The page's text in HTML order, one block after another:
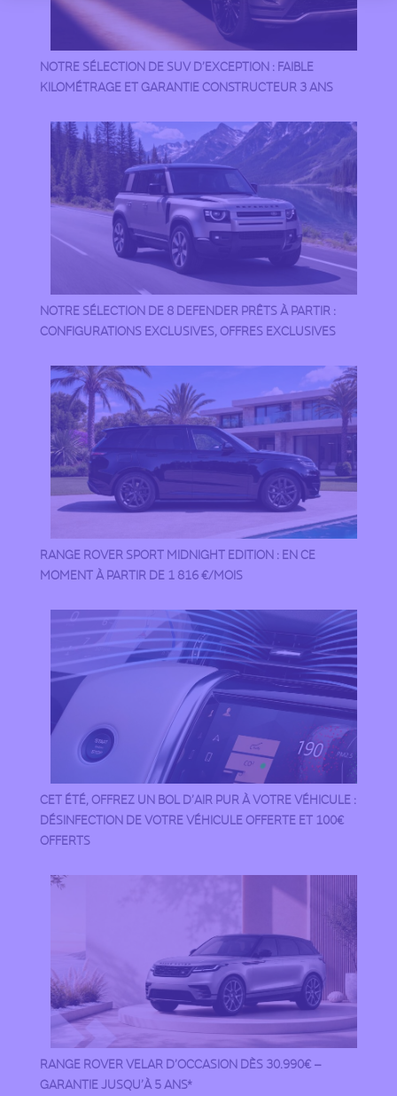
NOTRE SÉLECTION DE SUV D’EXCEPTION : FAIBLE
KILOMÉTRAGE ET GARANTIE CONSTRUCTEUR 3 ANS
NOTRE SÉLECTION DE 8 DEFENDER PRÊTS À PARTIR :
CONFIGURATIONS EXCLUSIVES, OFFRES EXCLUSIVES
RANGE ROVER SPORT MIDNIGHT EDITION : EN CE
MOMENT À PARTIR DE 1 816 €/MOIS
CET ÉTÉ, OFFREZ UN BOL D’AIR PUR À VOTRE VÉHICULE :
DÉSINFECTION DE VOTRE VÉHICULE OFFERTE ET 100€
OFFERTS
RANGE ROVER VELAR D’OCCASION DÈS 30.990€ –
GARANTIE JUSQU’À 5 ANS*